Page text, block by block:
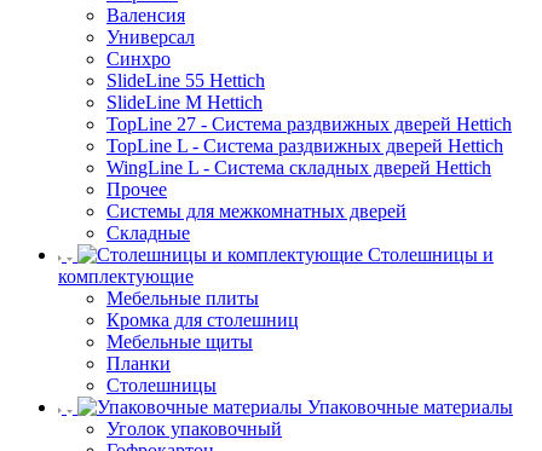
Валенсия
Универсал
Синхро
SlideLine 55 Hettich
SlideLine M Hettich
TopLine 27 - Система раздвижных дверей Hettich
TopLine L - Система раздвижных дверей Hettich
WingLine L - Система складных дверей Hettich
Прочее
Системы для межкомнатных дверей
Складные
Столешницы и
комплектующие
Мебельные плиты
Кромка для столешниц
Мебельные щиты
Планки
Столешницы
Упаковочные материалы
Уголок упаковочный